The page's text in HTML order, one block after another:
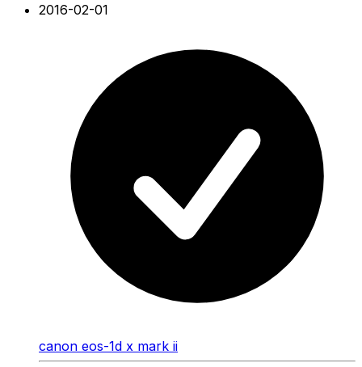
2016-02-01
canon eos-1d x mark ii